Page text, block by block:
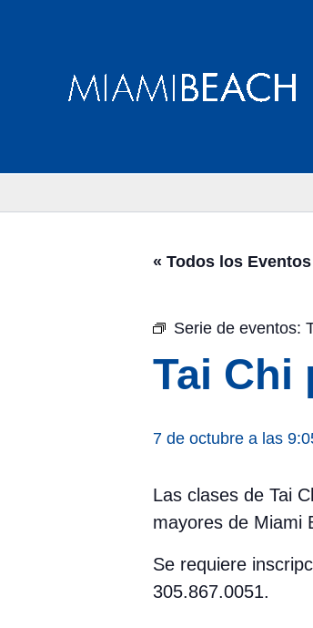
« Todos los Eventos
Serie de eventos:
Tai Chi
7 de octubre a las
Las clases de Tai
mayores de Miami
Se requiere
305.867.0051.